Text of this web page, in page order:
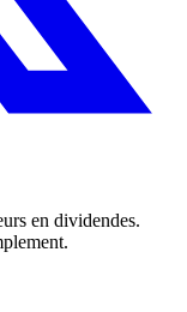
en dividendes.